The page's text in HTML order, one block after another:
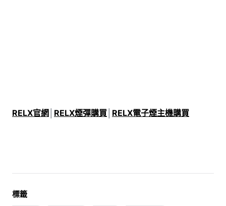
RELX官網│ RELX煙彈購買 RELX電子煙主機購買
標籤